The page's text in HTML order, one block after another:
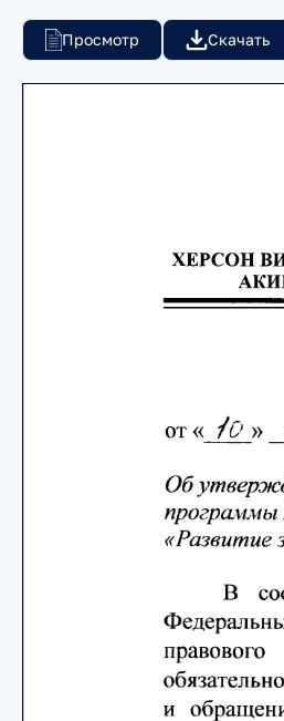
Просмотр Скачать